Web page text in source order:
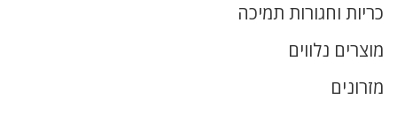
כריות וחגורות תמיכה
מוצרים נלווים
מזרונים